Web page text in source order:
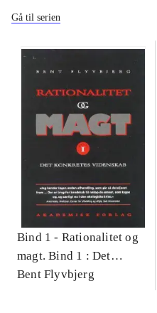
Gå til serien
Bind 1 - Rationalitet og
magt. Bind 1 : Det
konkretes videnskab
Bent Flyvbjerg